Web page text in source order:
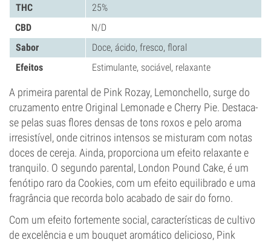
THC
25%
CBD
N/D
Sabor
Doce, ácido, fresco, floral
Efeitos
Estimulante, sociável, relaxante
A primeira parental de Pink Rozay, Lemonchello, surge do
cruzamento entre Original Lemonade e Cherry Pie. Destaca-
se pelas suas flores densas de tons roxos e pelo aroma
irresistível, onde citrinos intensos se misturam com notas
doces de cereja. Ainda, proporciona um efeito relaxante e
tranquilo. O segundo parental, London Pound Cake, é um
fenótipo raro da Cookies, com um efeito equilibrado e uma
fragrância que recorda bolo acabado de sair do forno.
Com um efeito fortemente social, características de cultivo
de excelência e um bouquet aromático delicioso, Pink